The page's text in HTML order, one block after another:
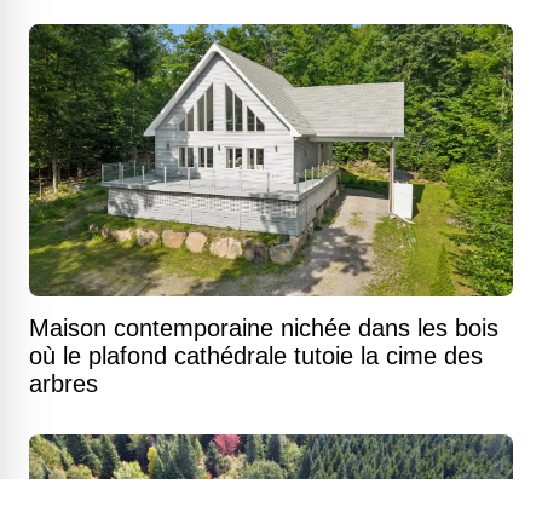
Maison contemporaine nichée dans les bois
où le plafond cathédrale tutoie la cime des
arbres